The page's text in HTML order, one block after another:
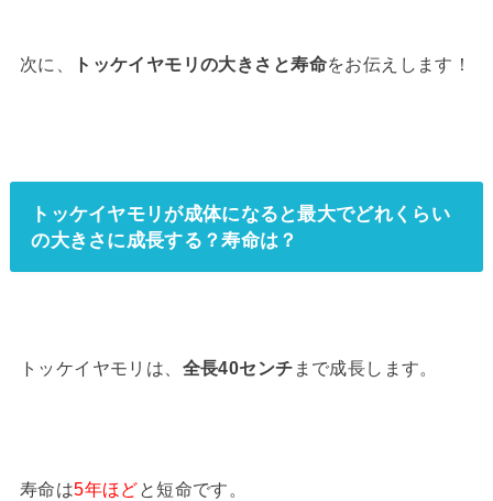
次に、 トッケイヤモリの大きさと寿命をお伝えします！
トッケイヤモリが成体になると最大でどれくらい
の大きさに成長する？寿命は？
トッケイヤモリは、 全長40センチ まで成長します。
寿命は5年ほどと短命です。